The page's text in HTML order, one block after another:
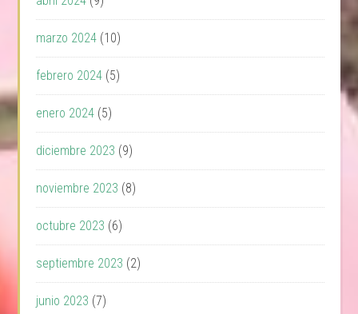
marzo 2024 (10)
febrero 2024 (5)
enero 2024 (5)
diciembre 2023 (9)
noviembre 2023 (8)
octubre 2023 (6)
septiembre 2023 (2)
junio 2023 (7)